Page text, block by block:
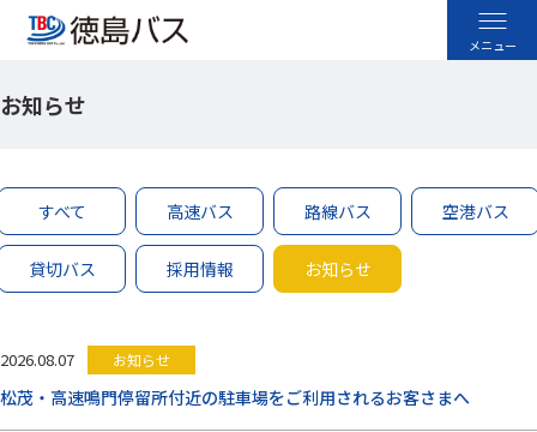
空港バス
路線バス
採用情報
お知らせ
すべて 高速バス 路線バス 空港バス
貸切バス 採用情報 お知らせ
2026.08.07 お知らせ
松茂・高速鳴門停留所付近の駐車場をご利用されるお客さまへ